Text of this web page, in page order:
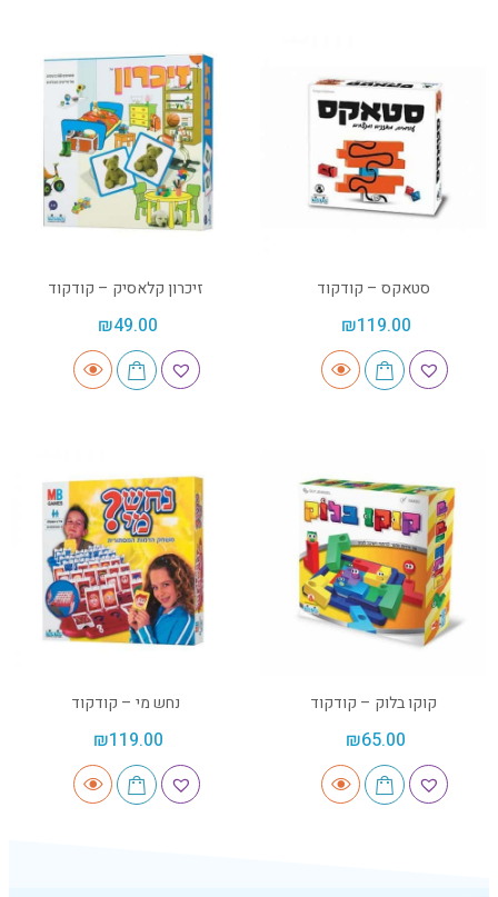
סטאקס – קודקוד
₪119.00
זיכרון קלאסיק – קודקוד
₪49.00
קוקו בלוק – קודקוד
₪65.00
נחש מי – קודקוד
₪119.00